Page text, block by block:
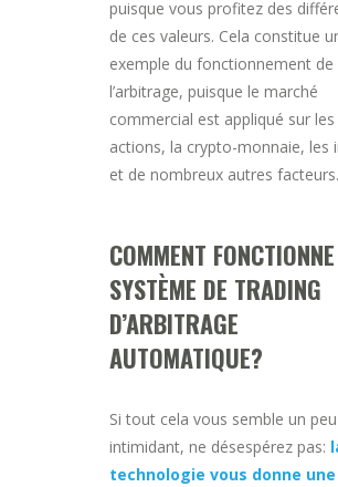
puisque vous profitez des
de ces valeurs. Cela constitue
exemple du fonctionnement de
l’arbitrage, puisque le marché
commercial est appliqué sur les
actions, la crypto-monnaie, les
et de nombreux autres facteurs.
COMMENT
SYSTÈME DE TRADING
D’ARBITRAGE
AUTOMATIQUE?
Si tout cela vous semble un peu
intimidant, ne désespérez pas:
technologie vous donne